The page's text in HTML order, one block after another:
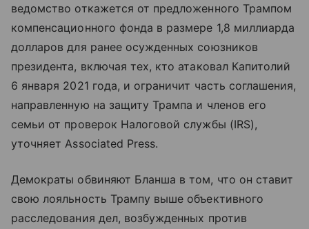
ведомство откажется от предложенного Трампом
компенсационного фонда в размере 1,8 миллиарда
долларов для ранее осужденных союзников
президента, включая тех, кто атаковал Капитолий
6 января 2021 года, и ограничит часть соглашения,
направленную на защиту Трампа и членов его
семьи от проверок Налоговой службы (IRS),
уточняет Associated Press.
Демократы обвиняют Бланша в том, что он ставит
свою лояльность Трампу выше объективного
расследования дел, возбужденных против